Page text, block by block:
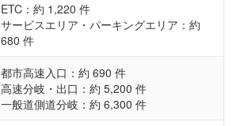
ETC：約 1,220 件
サービスエリア・パーキングエリア：約
680 件
都市高速入口：約 690 件
高速分岐・出口：約 5,200 件
一般道側道分岐：約 6,300 件